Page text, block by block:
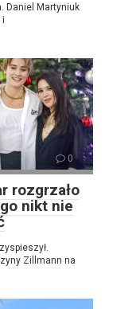
Daniel Martyniuk
i
0
rozgrzało
nikt nie
Zillmann na